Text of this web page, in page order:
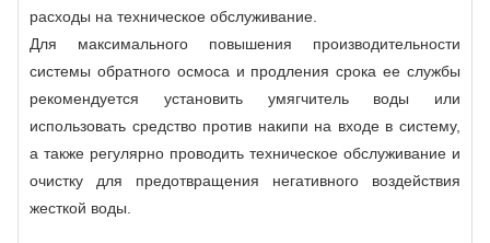
расходы на техническое обслуживание.
Для максимального повышения производительности
системы обратного осмоса и продления срока ее службы
рекомендуется установить умягчитель воды или
использовать средство против накипи на входе в систему,
а также регулярно проводить техническое обслуживание и
очистку для предотвращения негативного воздействия
жесткой воды.